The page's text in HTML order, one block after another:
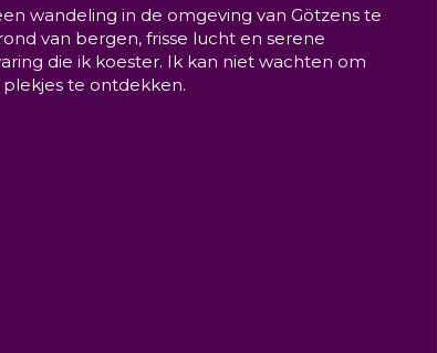
wandeling in de omgeving van Götzens te
van bergen, frisse lucht en serene
die ik koester. Ik kan niet wachten om
te ontdekken.